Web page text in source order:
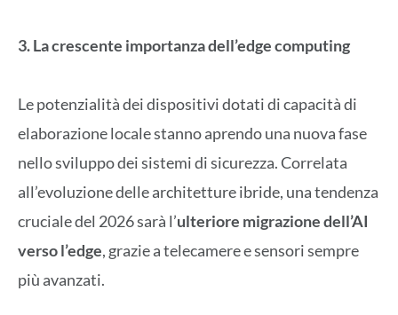
3. La crescente importanza dell’edge computing
Le potenzialità dei dispositivi dotati di capacità di
elaborazione locale stanno aprendo una nuova fase
nello sviluppo dei sistemi di sicurezza. Correlata
all’evoluzione delle architetture ibride, una tendenza
cruciale del 2026 sarà l’ulteriore migrazione dell’AI
verso l’edge, grazie a telecamere e sensori sempre
più avanzati.